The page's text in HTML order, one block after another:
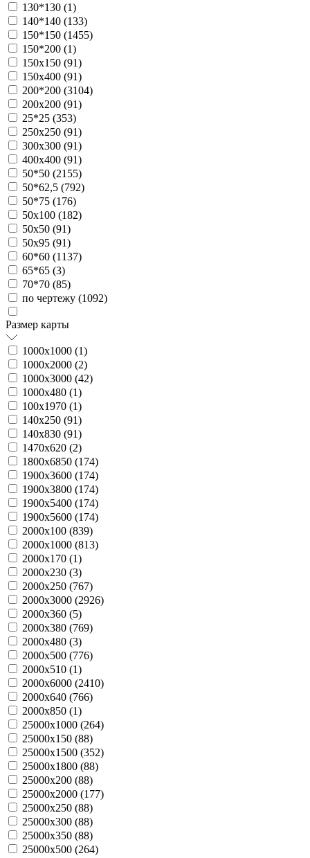
130*130 (1)
140*140 (133)
150*150 (1455)
150*200 (1)
150х150 (91)
150х400 (91)
200*200 (3104)
200х200 (91)
25*25 (353)
250х250 (91)
300х300 (91)
400х400 (91)
50*50 (2155)
50*62,5 (792)
50*75 (176)
50х100 (182)
50х50 (91)
50х95 (91)
60*60 (1137)
65*65 (3)
70*70 (85)
по чертежу (1092)
Размер карты
1000х1000 (1)
1000х2000 (2)
1000х3000 (42)
1000х480 (1)
100х1970 (1)
140х250 (91)
140х830 (91)
1470х620 (2)
1800х6850 (174)
1900х3600 (174)
1900х3800 (174)
1900х5400 (174)
1900х5600 (174)
2000х100 (839)
2000х1000 (813)
2000х170 (1)
2000х230 (3)
2000х250 (767)
2000х3000 (2926)
2000х360 (5)
2000х380 (769)
2000х480 (3)
2000х500 (776)
2000х510 (1)
2000х6000 (2410)
2000х640 (766)
2000х850 (1)
25000х1000 (264)
25000х150 (88)
25000х1500 (352)
25000х1800 (88)
25000х200 (88)
25000х2000 (177)
25000х250 (88)
25000х300 (88)
25000х350 (88)
25000х500 (264)